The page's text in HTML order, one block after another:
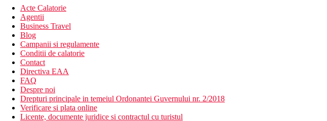
Acte Calatorie
Agentii
Business Travel
Blog
Campanii si regulamente
Conditii de calatorie
Contact
Directiva EAA
FAQ
Despre noi
Drepturi principale in temeiul Ordonantei Guvernului nr. 2/2018
Verificare si plata online
Licente, documente juridice si contractul cu turistul